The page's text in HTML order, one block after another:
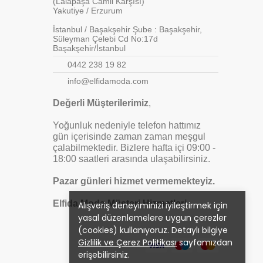
Alışveriş deneyiminizi iyileştirmek için
yasal düzenlemelere uygun çerezler
(cookies) kullanıyoruz. Detaylı bilgiye
Gizlilik ve Çerez Politikasısayfamızdan
erişebilirsiniz.
Yakutiye / Erzurum
İstanbul / Başakşehir Şube : Başakşehir,
Süleyman Çelebi Cd No:17d
Başakşehir/İstanbul
0442 238 19 82
info@elfidamoda.com
Değerli Müşterilerimiz,
Yoğunluk nedeniyle telefon hattımız
gün içerisinde zaman zaman meşgul
çalabilmektedir. Bizlere hafta içi 09:00 -
18:00 saatleri arasında ulaşabilirsiniz.
Pazar günleri hizmet vermemekteyiz.
Elfida Moda Müşteri Hizmetleri